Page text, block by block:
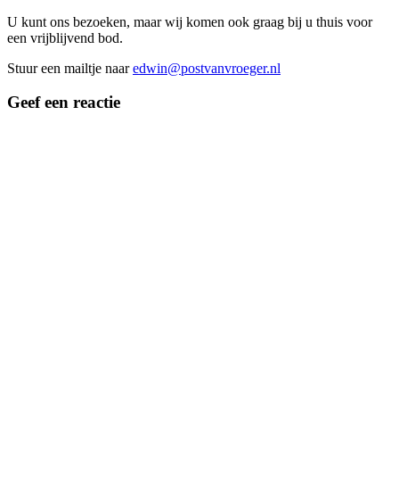
U kunt ons bezoeken, maar wij komen ook graag bij u thuis voor
een vrijblijvend bod.
Stuur een mailtje naaredwin@postvanvroeger.nl
Geef een reactie